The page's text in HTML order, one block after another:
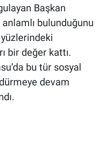
Başkan
anlamlı bulunduğunu
yüzlerindeki
bir değer kattı.
bu tür sosyal
devam